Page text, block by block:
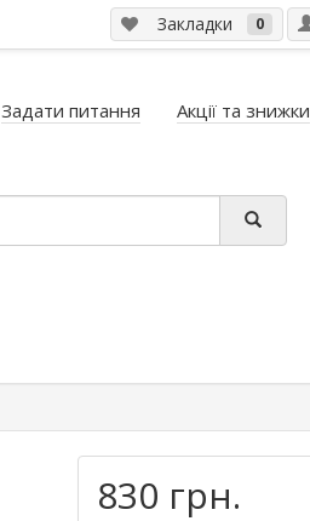
Закладки 0
Задати питання Акції та знижки
830 грн.